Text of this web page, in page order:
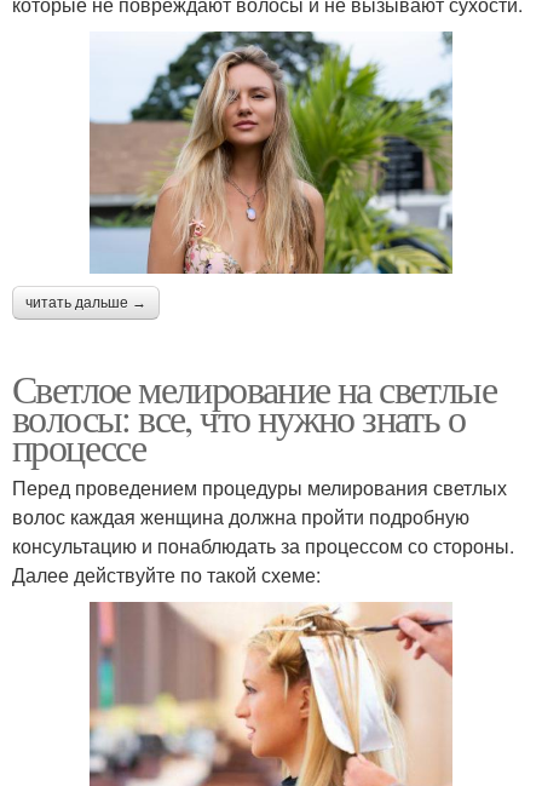
читать дальше →
Светлое мелирование на светлые
волосы: все, что нужно знать о
процессе
Перед проведением процедуры мелирования светлых
волос каждая женщина должна пройти подробную
консультацию и понаблюдать за процессом со стороны.
Далее действуйте по такой схеме: